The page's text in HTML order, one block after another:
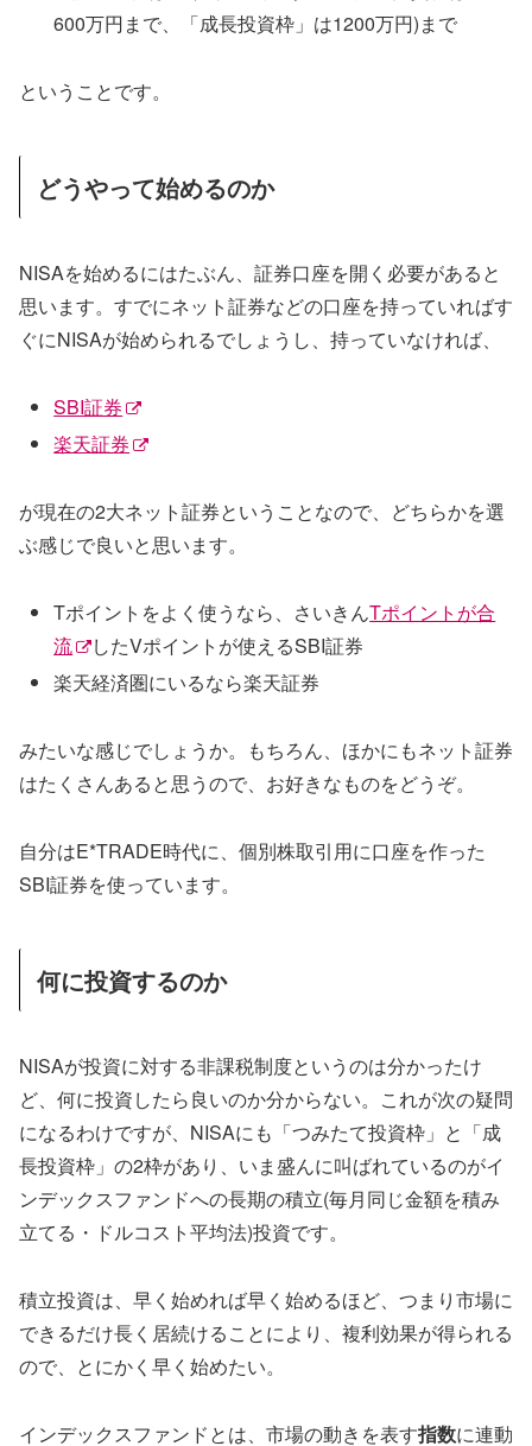
600万円まで、「成長投資枠」は1200万円)まで
ということです。
どうやって始めるのか
NISAを始めるにはたぶん、証券口座を開く必要があると
思います。すでにネット証券などの口座を持っていればす
ぐにNISAが始められるでしょうし、持っていなければ、
SBI証券
楽天証券
が現在の2大ネット証券ということなので、どちらかを選
ぶ感じで良いと思います。
Tポイントをよく使うなら、さいきんTポイントが合
流
したVポイントが使えるSBI証券
楽天経済圏にいるなら楽天証券
みたいな感じでしょうか。もちろん、ほかにもネット証券
はたくさんあると思うので、お好きなものをどうぞ。
自分はE*TRADE時代に、個別株取引用に口座を作った
SBI証券を使っています。
何に投資するのか
NISAが投資に対する非課税制度というのは分かったけ
ど、何に投資したら良いのか分からない。これが次の疑問
になるわけですが、NISAにも「つみたて投資枠」と「成
長投資枠」の2枠があり、いま盛んに叫ばれているのがイ
ンデックスファンドへの長期の積立(毎月同じ金額を積み
立てる・ドルコスト平均法)投資です。
積立投資は、早く始めれば早く始めるほど、つまり市場に
できるだけ長く居続けることにより、複利効果が得られる
ので、とにかく早く始めたい。
インデックスファンドとは、市場の動きを表す指数に連動